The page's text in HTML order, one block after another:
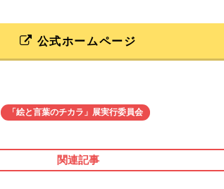
公式ホームページ
「絵と言葉のチカラ」展実行委員会
関連記事